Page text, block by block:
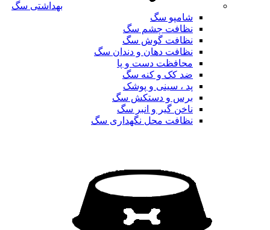
بهداشتی سگ
شامپو سگ
نظافت چشم سگ
نظافت گوش سگ
نظافت دهان و دندان سگ
محافظت دست و پا
ضد کک و کنه سگ
پد ، سینی و پوشک
برس و دستکش سگ
ناخن گیر و انبر سگ
نظافت محل نگهداری سگ